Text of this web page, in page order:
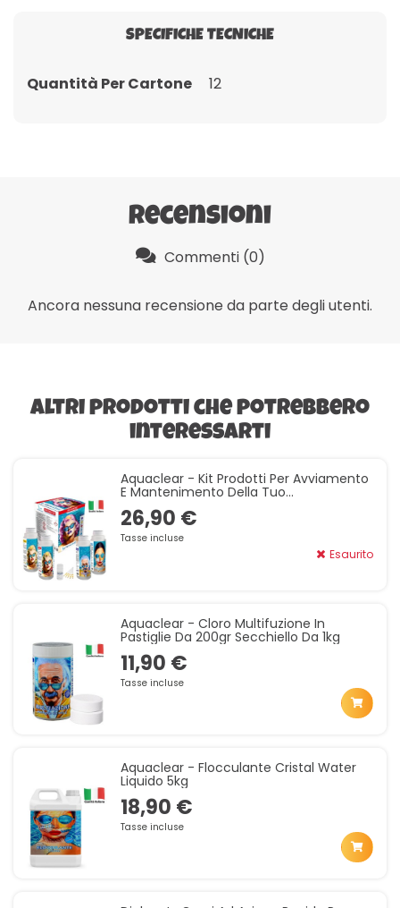
SPECIFICHE TECNICHE
Quantità Per Cartone 12
Recensioni
Commenti (0)
Ancora nessuna recensione da parte degli utenti.
Altri prodotti che potrebbero
interessarti
Aquaclear - Kit Prodotti Per Avviamento
E Mantenimento Della Tuo
Idromassaggio SPA
26,90 €
Tasse incluse
Esaurito
Aquaclear - Cloro Multifuzione In
Pastiglie Da 200gr Secchiello Da 1kg
11,90 €
Tasse incluse
Aquaclear - Flocculante Cristal Water
Liquido 5kg
18,90 €
Tasse incluse